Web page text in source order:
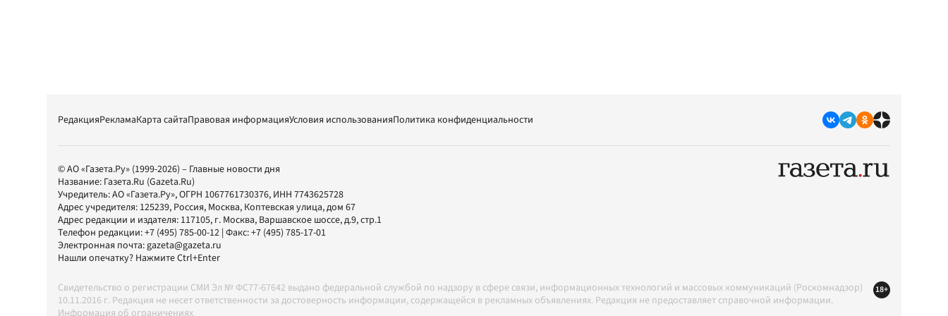
РедакцияРекламаКарта сайтаПравовая информацияУсловия использованияПолитика конфиденциальности
© АО «Газета.Ру» (1999-2026) – Главные новости дня
Название: Газета.Ru (Gazeta.Ru)
Учредитель:АО «Газета.Ру», ОГРН 1067761730376, ИНН 7743625728
Адрес учредителя: 125239, Россия, Москва, Коптевская улица, дом 67
Адрес редакции и издателя: 117105, г. Москва, Варшавское шоссе, д.9, стр.1
Телефон редакции:+7 (495) 785-00-12 | Факс:+7 (495) 785-17-01
Электронная почта:gazeta@gazeta.ru
Нашли опечатку? Нажмите Ctrl+Enter
Свидетельство о регистрации СМИ Эл № ФС77-67642 выдано федеральной службой по надзору в сфере связи, информационных технологий и массовых коммуникаций (Роскомнадзор)
10.11.2016 г. Редакция не несет ответственности за достоверность информации, содержащейся в рекламных объявлениях. Редакция не предоставляет справочной информации.
Информация об ограничениях
18+